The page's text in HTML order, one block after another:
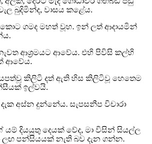
බුදිමින්ද, වාසය කළේය.
ගමද මහත් වූහ. ඉන් ලත් ආදායමින්
නැවත ආශ්‍රමයට ආවේය. එහි පිවිසි කල්හි
ආවේය.
කිලිටි දත් ඇති හිස කිලිටිවූ හෙතෙම
ඉල්වයි.
දැක අස්න දුන්නේය. සැපසනීප විචාරා
යම් දියයුතු දෙයක් වේද, මා විසින් සියල්ල
ලඟ පන්සියයක් නැති බව දැන ගන්න.